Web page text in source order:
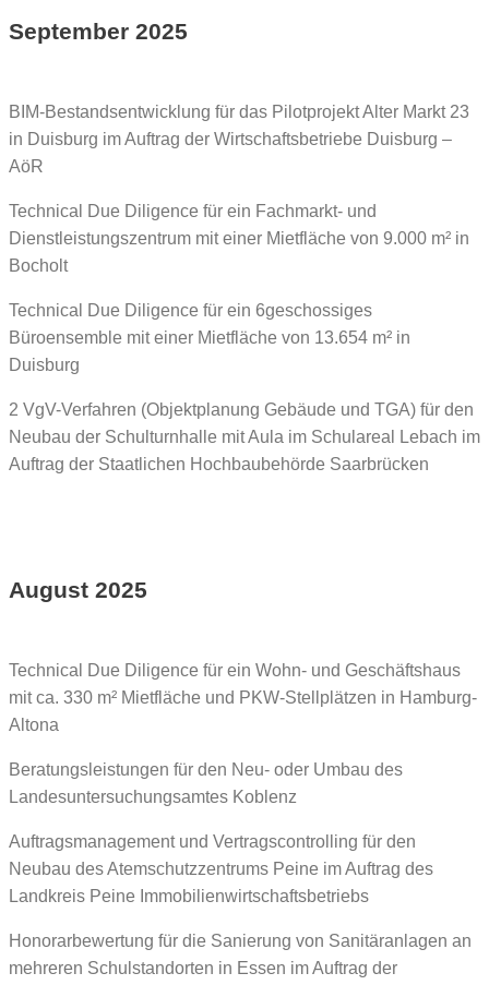
September 2025
BIM-Bestandsentwicklung für das Pilotprojekt Alter Markt 23
in Duisburg im Auftrag der Wirtschaftsbetriebe Duisburg –
AöR
Technical Due Diligence für ein Fachmarkt- und
Dienstleistungszentrum mit einer Mietfläche von 9.000 m² in
Bocholt
Technical Due Diligence für ein 6geschossiges
Büroensemble mit einer Mietfläche von 13.654 m² in
Duisburg
2 VgV-Verfahren (Objektplanung Gebäude und TGA) für den
Neubau der Schulturnhalle mit Aula im Schulareal Lebach im
Auftrag der Staatlichen Hochbaubehörde Saarbrücken
August 2025
Technical Due Diligence für ein Wohn- und Geschäftshaus
mit ca. 330 m² Mietfläche und PKW-Stellplätzen in Hamburg-
Altona
Beratungsleistungen für den Neu- oder Umbau des
Landesuntersuchungsamtes Koblenz
Auftragsmanagement und Vertragscontrolling für den
Neubau des Atemschutzzentrums Peine im Auftrag des
Landkreis Peine Immobilienwirtschaftsbetriebs
Honorarbewertung für die Sanierung von Sanitäranlagen an
mehreren Schulstandorten in Essen im Auftrag der